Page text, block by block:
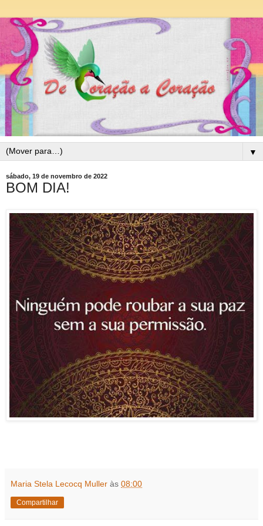
▼
sábado, 19 de novembro de 2022
BOM DIA!
Maria Stela Lecocq Muller às 08:00
Compartilhar